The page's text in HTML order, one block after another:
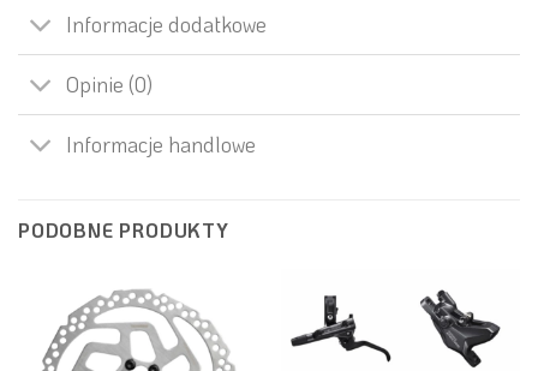
Informacje dodatkowe
Opinie (0)
Informacje handlowe
PODOBNE PRODUKTY